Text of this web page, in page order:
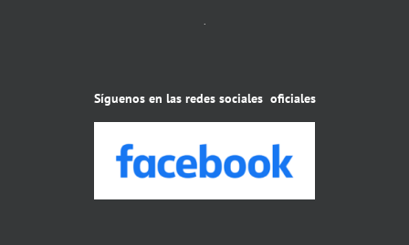
Síguenos en las redes sociales oficiales